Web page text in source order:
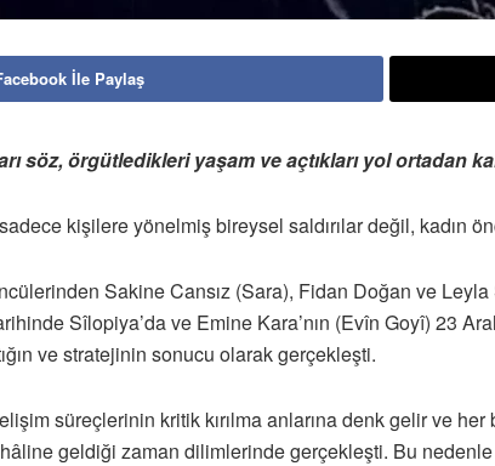
İle Paylaş
söz, örgütledikleri yaşam ve açtıkları yol ortadan
kişilere yönelmiş bireysel saldırılar değil, kadın
Sakine Cansız (Sara), Fidan Doğan ve
Sîlopiya’da ve Emine Kara’nın (Evîn Goyî) 23
ve stratejinin sonucu olarak gerçekleşti.
süreçlerinin kritik kırılma anlarına denk gelir ve
geldiği zaman dilimlerinde gerçekleşti. Bu nedenle